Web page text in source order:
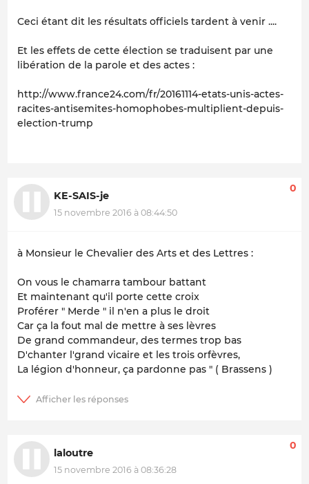
Ceci étant dit les résultats officiels tardent à venir ....
Et les effets de cette élection se traduisent par une
libération de la parole et des actes :
http://www.france24.com/fr/20161114-etats-unis-actes-
racites-antisemites-homophobes-multiplient-depuis-
election-trump
KE-SAIS-je
15 novembre 2016 à 08:44:50
0
à Monsieur le Chevalier des Arts et des Lettres :
On vous le chamarra tambour battant
Et maintenant qu'il porte cette croix
Proférer " Merde " il n'en a plus le droit
Car ça la fout mal de mettre à ses lèvres
De grand commandeur, des termes trop bas
D'chanter l'grand vicaire et les trois orfèvres,
La légion d'honneur, ça pardonne pas " ( Brassens )
laloutre
15 novembre 2016 à 08:36:28
0